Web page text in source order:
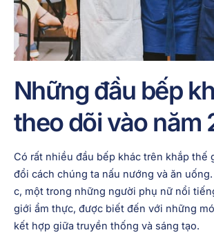
Những đầu bếp
theo dõi vào năm
Có rất nhiều đầu bếp khác trên khắp thế
đổi cách chúng ta nấu nướng và ăn uống.
c, một trong những người phụ nữ nổi
giới ẩm thực, được biết đến với những
kết hợp giữa truyền thống và sáng tạo.